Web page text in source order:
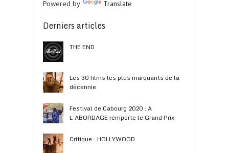
Powered by Translate
Derniers articles
THE END
Les 30 films les plus marquants de la
décennie
Festival de Cabourg 2020 : A
L’ABORDAGE remporte le Grand Prix
Critique : HOLLYWOOD